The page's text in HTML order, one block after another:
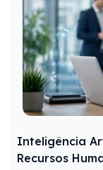
Inteligência
Recursos